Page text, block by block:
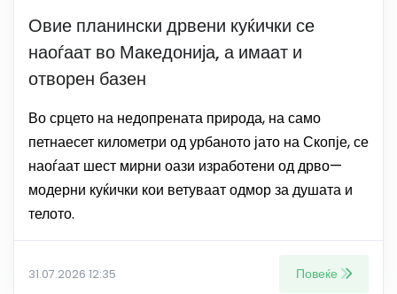
Овие планински дрвени куќички се
наоѓаат во Македонија, а имаат и
отворен базен
Во срцето на недопрената природа, на само
петнаесет километри од урбаното јато на Скопје, се
наоѓаат шест мирни оази изработени од дрво—
модерни куќички кои ветуваат одмор за душата и
телото.
31.07.2026 12:35 Повеќе